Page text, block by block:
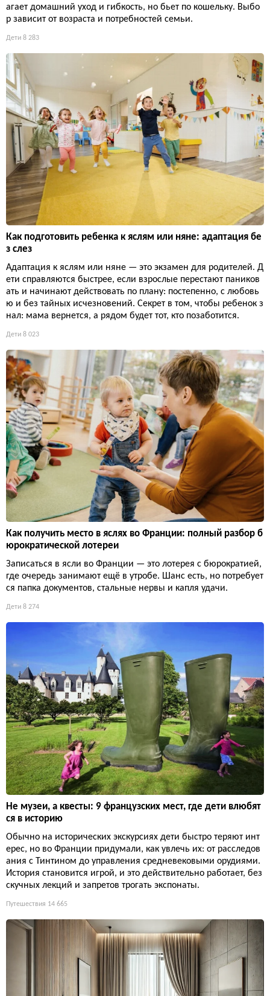
агает домашний уход и гибкость, но бьет по кошельку. Выбо
р зависит от возраста и потребностей семьи.
Дети 8 283
Как подготовить ребенка к яслям или няне: адаптация бе
з слез
Адаптация к яслям или няне — это экзамен для родителей. Д
ети справляются быстрее, если взрослые перестают паников
ать и начинают действовать по плану: постепенно, с любовь
ю и без тайных исчезновений. Секрет в том, чтобы ребенок з
нал: мама вернется, а рядом будет тот, кто позаботится.
Дети 8 023
Как получить место в яслях во Франции: полный разбор б
юрократической лотереи
Записаться в ясли во Франции — это лотерея с бюрократией,
где очередь занимают ещё в утробе. Шанс есть, но потребует
ся папка документов, стальные нервы и капля удачи.
Дети 8 274
Не музеи, а квесты: 9 французских мест, где дети влюбят
ся в историю
Обычно на исторических экскурсиях дети быстро теряют инт
ерес, но во Франции придумали, как увлечь их: от расследов
ания с Тинтином до управления средневековыми орудиями.
История становится игрой, и это действительно работает, без
скучных лекций и запретов трогать экспонаты.
Путешествия 14 665